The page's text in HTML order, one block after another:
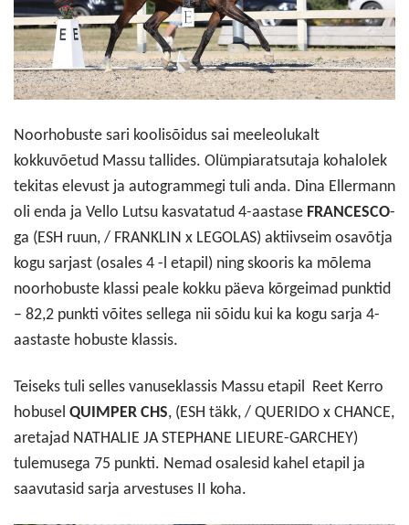
Noorhobuste sari koolisõidus sai meeleolukalt
kokkuvõetud Massu tallides. Olümpiaratsutaja kohalolek
tekitas elevust ja autogrammegi tuli anda. Dina Ellermann
oli enda ja Vello Lutsu kasvatatud 4-aastase FRANCESCO-
ga (ESH ruun, / FRANKLIN x LEGOLAS) aktiivseim osavõtja
kogu sarjast (osales 4 -l etapil) ning skooris ka mõlema
noorhobuste klassi peale kokku päeva kõrgeimad punktid
– 82,2 punkti võites sellega nii sõidu kui ka kogu sarja 4-
aastaste hobuste klassis.
Teiseks tuli selles vanuseklassis Massu etapil Reet Kerro
hobusel QUIMPER CHS, (ESH täkk, / QUERIDO x CHANCE,
aretajad NATHALIE JA STEPHANE LIEURE-GARCHEY)
tulemusega 75 punkti. Nemad osalesid kahel etapil ja
saavutasid sarja arvestuses II koha.